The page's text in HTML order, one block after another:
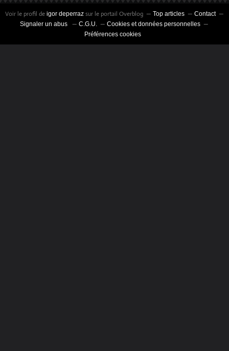
Voir le profil de igor deperraz sur le portail Overblog Top articles
Contact
Signaler un abus
C.G.U.
Cookies et données personnelles
Préférences cookies